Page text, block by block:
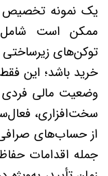
یک نمونه تخصیص
خرید باشد؛ این
وضعیت مالی فردی
سخت‌افزاری،
از حساب‌های صرافی
جمله اقدامات